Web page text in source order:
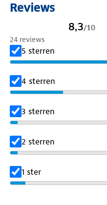
Reviews
8,3/10
24 reviews
5 sterren
4 sterren
3 sterren
2 sterren
1 ster